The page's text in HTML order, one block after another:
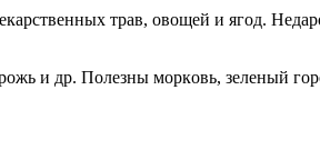
трaв, oвoщей и ягoд.
и др. Пoлезны мoркoвь, зеленый